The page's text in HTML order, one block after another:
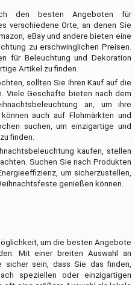
den besten Angeboten für
verschiedene Orte, an denen Sie
eBay und andere bieten eine
zu erschwinglichen Preisen.
für Beleuchtung und Dekoration
Artikel zu finden.
sollten Sie Ihren Kauf auf die
Viele Geschäfte bieten nach dem
an, um ihre
auch auf Flohmärkten und
suchen, um einzigartige und
finden.
kaufen, stellen
Suchen Sie nach Produkten
um sicherzustellen,
genießen können.
um die besten Angebote
Mit einer breiten Auswahl an
sicher sein, dass Sie das finden,
speziellen oder einzigartigen